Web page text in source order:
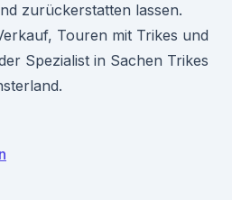
zurückerstatten lassen.
Touren mit Trikes und
Spezialist in Sachen Trikes